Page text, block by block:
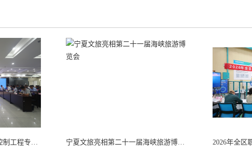
宁夏大学召开过程装备与控制工程专业工程教育认证专家见面会 宁夏文旅亮相第二十一届海峡旅游博览会